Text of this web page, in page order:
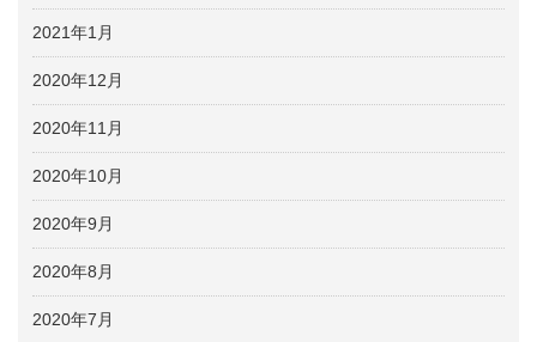
2021年1月
2020年12月
2020年11月
2020年10月
2020年9月
2020年8月
2020年7月